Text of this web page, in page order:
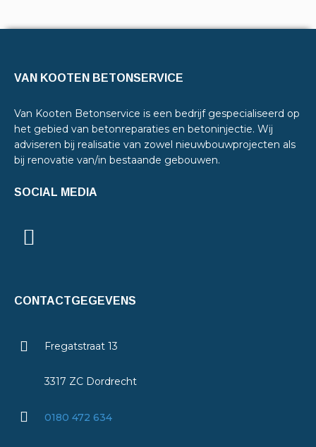
VAN KOOTEN BETONSERVICE
Van Kooten Betonservice is een bedrijf gespecialiseerd op
het gebied van betonreparaties en betoninjectie. Wij
adviseren bij realisatie van zowel nieuwbouwprojecten als
bij renovatie van/in bestaande gebouwen.
SOCIAL MEDIA
CONTACTGEGEVENS
Fregatstraat 13
3317 ZC Dordrecht
0180 472 634